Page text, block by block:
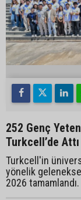
252 Genç
Turkcell’de Attı
Turkcell'in
yönelik
2026 tamamlandı.